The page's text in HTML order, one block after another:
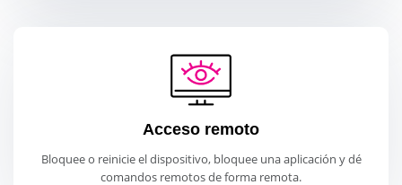
Acceso remoto
Bloquee o reinicie el dispositivo, bloquee una aplicación y dé
comandos remotos de forma remota.